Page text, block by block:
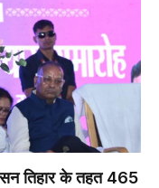
तिहार के तहत 465